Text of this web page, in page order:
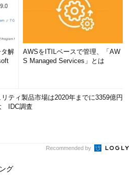
解
AWSをITILベースで管理、「AW
S Managed Services」とは
リティ製品市場は2020年までに3359億円
IDC調査
Recommended by
グ